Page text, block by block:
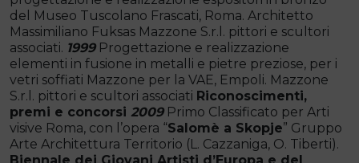
del Museo Tuscolano Frascati, Roma. Architetto
Massimiliano Fuksas Mazzone S.r.l. pittori e scultori
associati. 1999 Progettazione e realizzazione
elementi in fusione in metalli e pietre preziose, per i
vetri soffiati Mazzone per la VAE, Empoli. Mazzone
S.r.l. pittori e scultori associati Riconoscimenti,
premi e concorsi 2009 Primo Classificato per Arti
visive Roma, con l’opera “Salomè a Skopje” Gruppo
Arte Architettura Territorio (L. Cazzaniga, O. Tiberti).